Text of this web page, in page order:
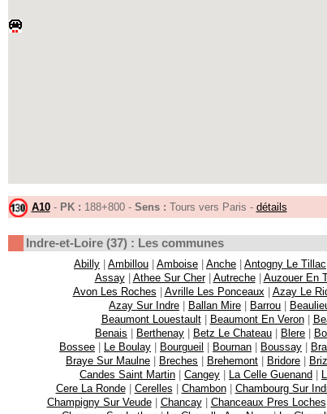
A10- PK : 188+800 - Sens : Tours vers Paris - détails
Indre-et-Loire (37) : Les communes
Abilly Ambillou Amboise Anche Antogny Le Tillac
Assay| Athee Sur Cher| Autreche| Auzouer En
Avon Les Roches
Avrille Les Ponceaux| Azay Le
Azay Sur Indre
Ballan Mire Barrou
Beaumont Louestault| Beaumont En Veron|
Benais
Berthenay Betz Le Chateau Blere
Bossee
Le Boulay Bourgueil Bournan Boussay
Braye Sur Maulne
Breches Brehemont Bridore
Candes Saint Martin
Cangey La Celle Guenand
Cere La Ronde| Cerelles Chambon| Chambourg Sur
Champigny Sur Veude| Chancay| Chanceaux Pres Loches